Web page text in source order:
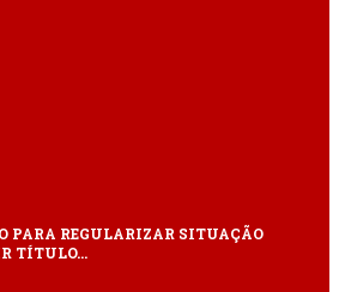
PARA REGULARIZAR SITUAÇÃO
TÍTULO…